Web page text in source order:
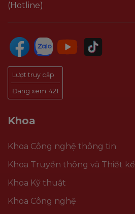
(Hotline)
Lượt truy cập
Đang xem: 421
Khoa
Khoa Công nghệ thông tin
Khoa Truyền thông và Thiết kế
Khoa Kỹ thuật
Khoa Công nghệ